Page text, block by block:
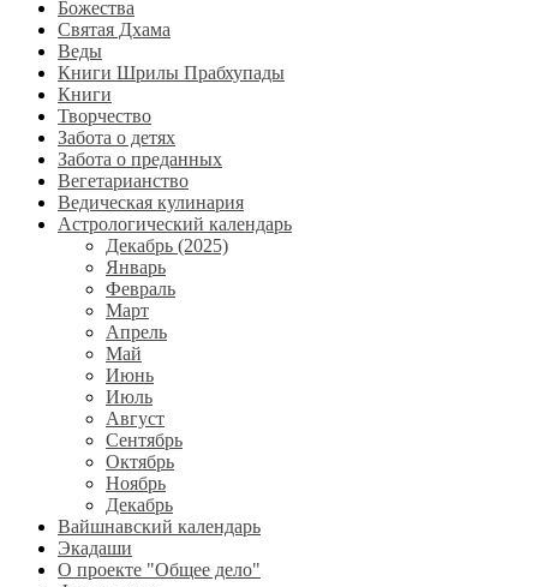
Божества
Святая Дхама
Веды
Книги Шрилы Прабхупады
Книги
Творчество
Забота о детях
Забота о преданных
Вегетарианство
Ведическая кулинария
Астрологический календарь
Декабрь (2025)
Январь
Февраль
Март
Апрель
Май
Июнь
Июль
Август
Сентябрь
Октябрь
Ноябрь
Декабрь
Вайшнавский календарь
Экадаши
О проекте "Общее дело"